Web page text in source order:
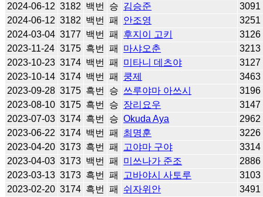
2024-06-12 3182 백번 승 김승준
3091
2024-06-12 3182 백번 패 안조영
3251
2024-03-04 3177 백번 패 후지이 고키
3126
2023-11-24 3175 흑번 패 마샤오춘
3213
2023-10-23 3174 백번 패 미타니 데츠야
3127
2023-10-14 3174 백번 패 쿵제
3463
2023-09-28 3175 흑번 승 쓰루야마 아쓰시
3196
2023-08-10 3175 흑번 승 장리요우
3147
2023-07-03 3174 흑번 승 Okuda Aya
2962
2023-06-22 3174 백번 패 최명훈
3226
2023-04-20 3173 흑번 패 고야마 구야
3314
2023-04-03 3173 백번 패 미쓰나가 준조
2886
2023-03-13 3173 흑번 패 고바야시 사토루
3103
2023-02-20 3174 흑번 패 쉬자위안
3491